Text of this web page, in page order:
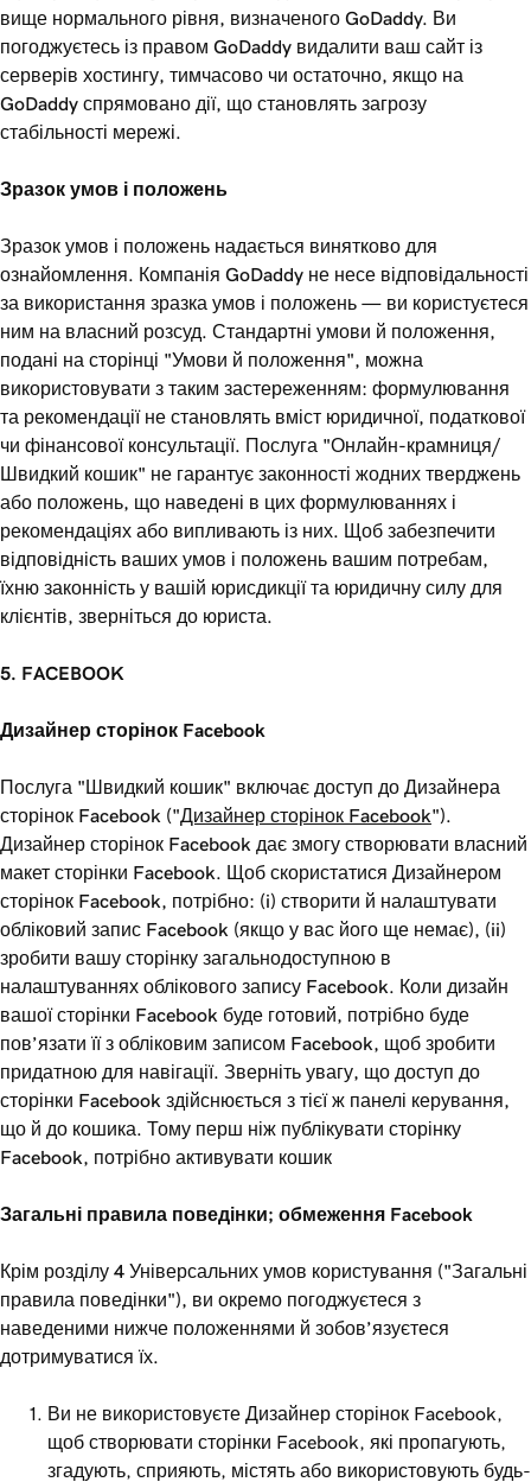
вище нормального рівня, визначеного GoDaddy. Ви
погоджуєтесь із правом GoDaddy видалити ваш сайт із
серверів хостингу, тимчасово чи остаточно, якщо на
GoDaddy спрямовано дії, що становлять загрозу
стабільності мережі.
Зразок умов і положень
Зразок умов і положень надається винятково для
ознайомлення. Компанія GoDaddy не несе відповідальності
за використання зразка умов і положень — ви користуєтеся
ним на власний розсуд. Стандартні умови й положення,
подані на сторінці "Умови й положення", можна
використовувати з таким застереженням: формулювання
та рекомендації не становлять вміст юридичної, податкової
чи фінансової консультації. Послуга "Онлайн-крамниця/
Швидкий кошик" не гарантує законності жодних тверджень
або положень, що наведені в цих формулюваннях і
рекомендаціях або випливають із них. Щоб забезпечити
відповідність ваших умов і положень вашим потребам,
їхню законність у вашій юрисдикції та юридичну силу для
клієнтів, зверніться до юриста.
5. FACEBOOK
Дизайнер сторінок Facebook
Послуга "Швидкий кошик" включає доступ до Дизайнера
сторінок Facebook ("Дизайнер сторінок Facebook").
Дизайнер сторінок Facebook дає змогу створювати власний
макет сторінки Facebook. Щоб скористатися Дизайнером
сторінок Facebook, потрібно: (i) створити й налаштувати
обліковий запис Facebook (якщо у вас його ще немає), (ii)
зробити вашу сторінку загальнодоступною в
налаштуваннях облікового запису Facebook. Коли дизайн
вашої сторінки Facebook буде готовий, потрібно буде
пов’язати її з обліковим записом Facebook, щоб зробити
придатною для навігації. Зверніть увагу, що доступ до
сторінки Facebook здійснюється з тієї ж панелі керування,
що й до кошика. Тому перш ніж публікувати сторінку
Facebook, потрібно активувати кошик
Загальні правила поведінки; обмеження Facebook
Крім розділу 4 Універсальних умов користування ("Загальні
правила поведінки"), ви окремо погоджуєтеся з
наведеними нижче положеннями й зобов’язуєтеся
дотримуватися їх.
Ви не використовуєте Дизайнер сторінок Facebook,
щоб створювати сторінки Facebook, які пропагують,
згадують, сприяють, містять або використовують будь-